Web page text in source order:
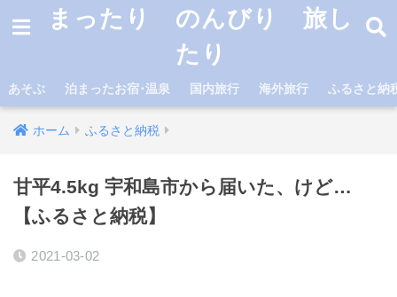
まったり のんびり 旅し
たり
あそぶ 泊まったお宿･温泉 国内旅行 海外旅行 ふるさと納
ホーム ふるさと納税
甘平4.5kg 宇和島市から届いた、けど…
【ふるさと納税】
2021-03-02